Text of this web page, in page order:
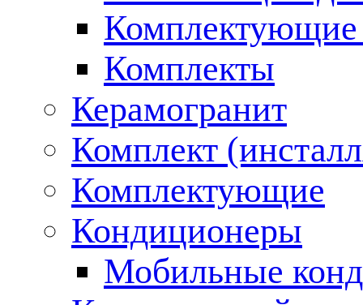
Комплектующие
Комплекты
Керамогранит
Комплект
Комплектующие
Кондиционеры
Мобильные